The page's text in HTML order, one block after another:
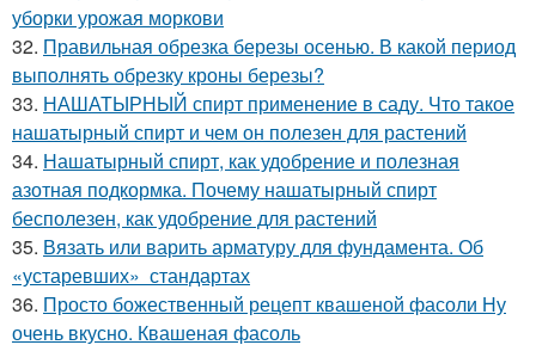
уборки урожая моркови
32. Правильная обрезка березы осенью. В какой период
выполнять обрезку кроны березы?
33. НАШАТЫРНЫЙ спирт применение в саду. Что такое
нашатырный спирт и чем он полезен для растений
34. Нашатырный спирт, как удобрение и полезная
азотная подкормка. Почему нашатырный спирт
бесполезен, как удобрение для растений
35. Вязать или варить арматуру для фундамента. Об
«устаревших» стандартах
36. Просто божественный рецепт квашеной фасоли Ну
очень вкусно. Квашеная фасоль